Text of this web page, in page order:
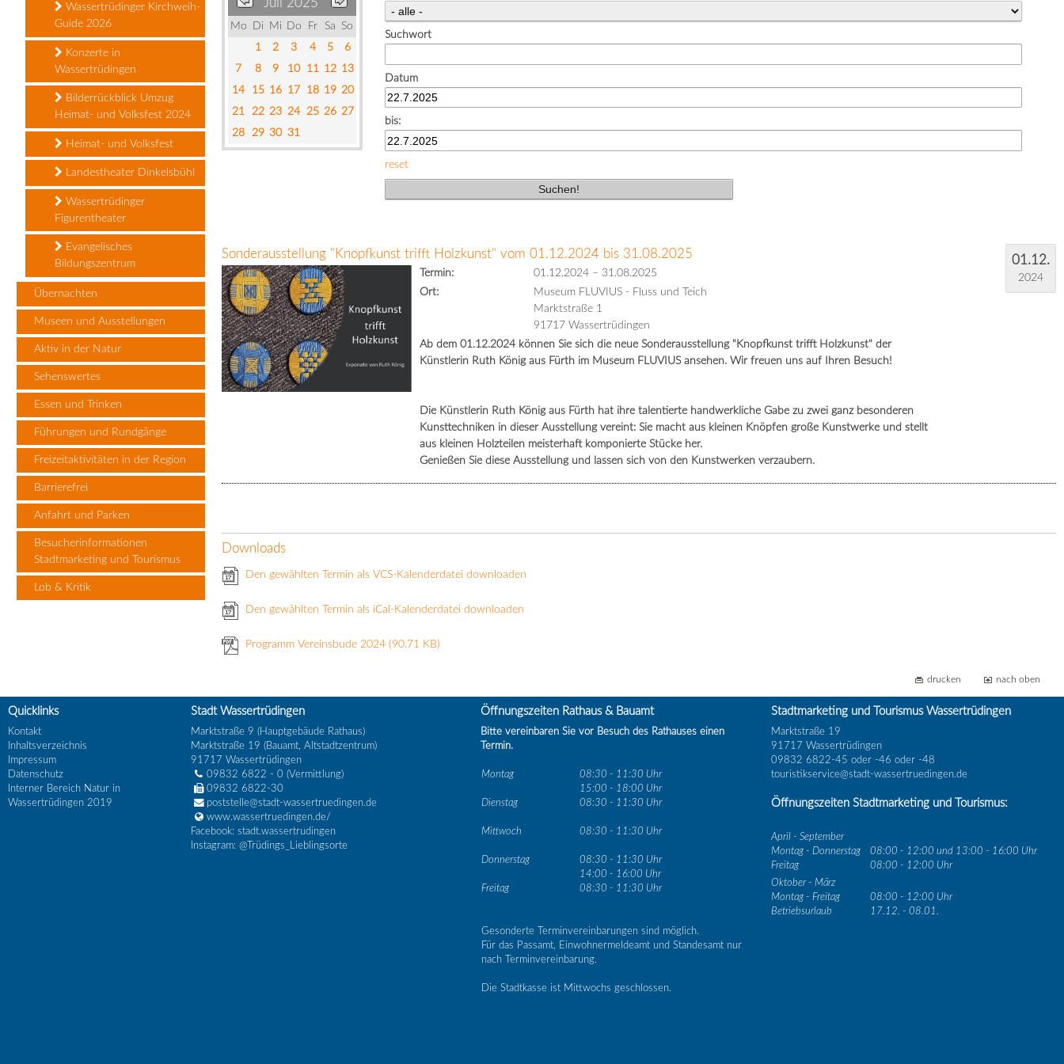
Wassertrüdinger Kirchweih-
Guide 2026
Konzerte in
Wassertrüdingen
Bilderrückblick Umzug
Heimat- und Volksfest 2024
Heimat- und Volksfest
Landestheater Dinkelsbühl
Wassertrüdinger
Figurentheater
Evangelisches
Bildungszentrum
Übernachten
Museen und Ausstellungen
Aktiv in der Natur
Sehenswertes
Essen und Trinken
Führungen und Rundgänge
Freizeitaktivitäten in der Region
Barrierefrei
Anfahrt und Parken
Besucherinformationen
Stadtmarketing und Tourismus
Lob & Kritik
Juli 2025
Mo Di Mi Do Fr Sa
So
1
2 3 4 5
6
7
8 9 10 11 12 13
14
15 16 17 18 19 20
21
22 23 24 25 26 27
28
29 30 31
Suchwort
Datum
bis:
reset
01.12.
2024
Sonderausstellung "Knopfkunst trifft Holzkunst" vom 01.12.2024 bis 31.08.2025
Termin: 01.12.2024– 31.08.2025
Ort:
Museum FLUVIUS - Fluss und Teich
Marktstraße 1
91717 Wassertrüdingen
Ab dem 01.12.2024 können Sie sich die neue Sonderausstellung "Knopfkunst trifft Holzkunst" der
Künstlerin Ruth König aus Fürth im Museum FLUVIUS ansehen. Wir freuen uns auf Ihren Besuch!
Die Künstlerin Ruth König aus Fürth hat ihre talentierte handwerkliche Gabe zu zwei ganz besonderen
Kunsttechniken in dieser Ausstellung vereint: Sie macht aus kleinen Knöpfen große Kunstwerke und stellt
aus kleinen Holzteilen meisterhaft komponierte Stücke her.
Genießen Sie diese Ausstellung und lassen sich von den Kunstwerken verzaubern.
Downloads
Den gewählten Termin als VCS-Kalenderdatei downloaden
Den gewählten Termin als iCal-Kalenderdatei downloaden
Programm Vereinsbude 2024 (90.71 KB)
drucken nach oben
Quicklinks
Kontakt
Inhaltsverzeichnis
Impressum
Datenschutz
Interner Bereich Natur in
Wassertrüdingen 2019
Stadt Wassertrüdingen
Marktstraße 9 (Hauptgebäude Rathaus)
Marktstraße 19 (Bauamt, Altstadtzentrum)
91717 Wassertrüdingen
09832 6822 - 0 (Vermittlung)
09832 6822-30
poststelle@stadt-wassertruedingen.de
www.wassertruedingen.de/
Facebook: stadt.wassertrudingen
Instagram: @Trüdings_Lieblingsorte
Öffnungszeiten Rathaus & Bauamt
Bitte vereinbaren Sie vor Besuch des Rathauses einen
Termin.
Montag
08:30 - 11:30 Uhr
15:00 - 18:00 Uhr
Dienstag
08:30 - 11:30 Uhr
Mittwoch 08:30 - 11:30 Uhr
Donnerstag
08:30 - 11:30 Uhr
14:00 - 16:00 Uhr
Freitag
08:30 - 11:30 Uhr
Gesonderte Terminvereinbarungen sind möglich.
Für das Passamt, Einwohnermeldeamt und Standesamt nur
nach Terminvereinbarung.
Die Stadtkasse ist Mittwochs geschlossen.
Stadtmarketing und Tourismus Wassertrüdingen
Marktstraße 19
91717 Wassertrüdingen
09832 6822-45 oder -46 oder -48
touristikservice@stadt-wassertruedingen.de
Öffnungszeiten Stadtmarketing und Tourismus:
April - September
Montag - Donnerstag
08:00 - 12:00 und 13:00 - 16:00 Uhr
Freitag
08:00 - 12:00 Uhr
Oktober - März
Montag - Freitag
08:00 - 12:00 Uhr
Betriebsurlaub
17.12. - 08.01.